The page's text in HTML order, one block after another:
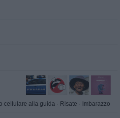
cellulare alla guida · Risate · Imbarazzo